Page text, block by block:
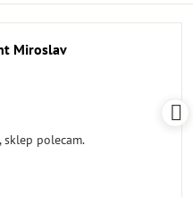
Miroslav
sklep polecam.